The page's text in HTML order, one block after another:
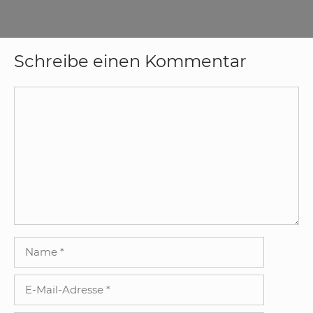
Schreibe einen Kommentar